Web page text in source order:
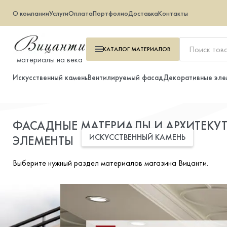
О компанииУслугиОплатаПортфолиоДоставкаКонтакты
материалы на века
КАТАЛОГМАТЕРИАЛОВ
Искусственный каменьВентилируемый фасадДекоративные
Искусственный камень
Вентилируемый фасад
Тротуарная плитка
ФАСАДНЫЕ МАТЕРИАЛЫ И
ЭЛЕМЕНТЫ
Выберите нужный раздел материалов магазина Вицанти.
ИСКУССТВЕННЫЙ КАМЕНЬ